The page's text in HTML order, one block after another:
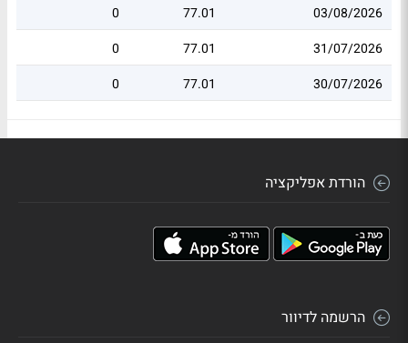
03/08/2026
77.01
0
31/07/2026
77.01
0
30/07/2026
77.01
0
הורדת אפליקציה
הרשמה לדיוור